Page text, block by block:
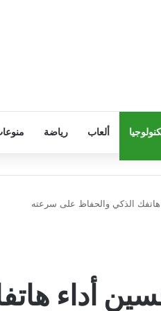
ألعاب رياضة
الذكي والحفاظ على سرعته
أداء